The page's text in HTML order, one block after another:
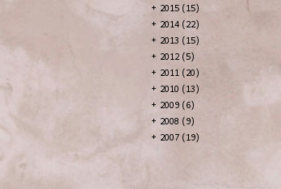
+ 2015 (15)
+ 2014 (22)
+ 2013 (15)
+ 2012 (5)
+ 2011 (20)
+ 2010 (13)
+ 2009 (6)
+ 2008 (9)
+ 2007 (19)